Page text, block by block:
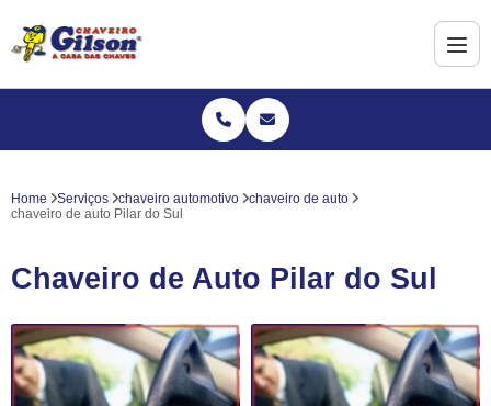
Home Serviços chaveiro automotivo
chaveiro de auto
chaveiro de auto Pilar do Sul
Chaveiro de Auto Pilar do Sul